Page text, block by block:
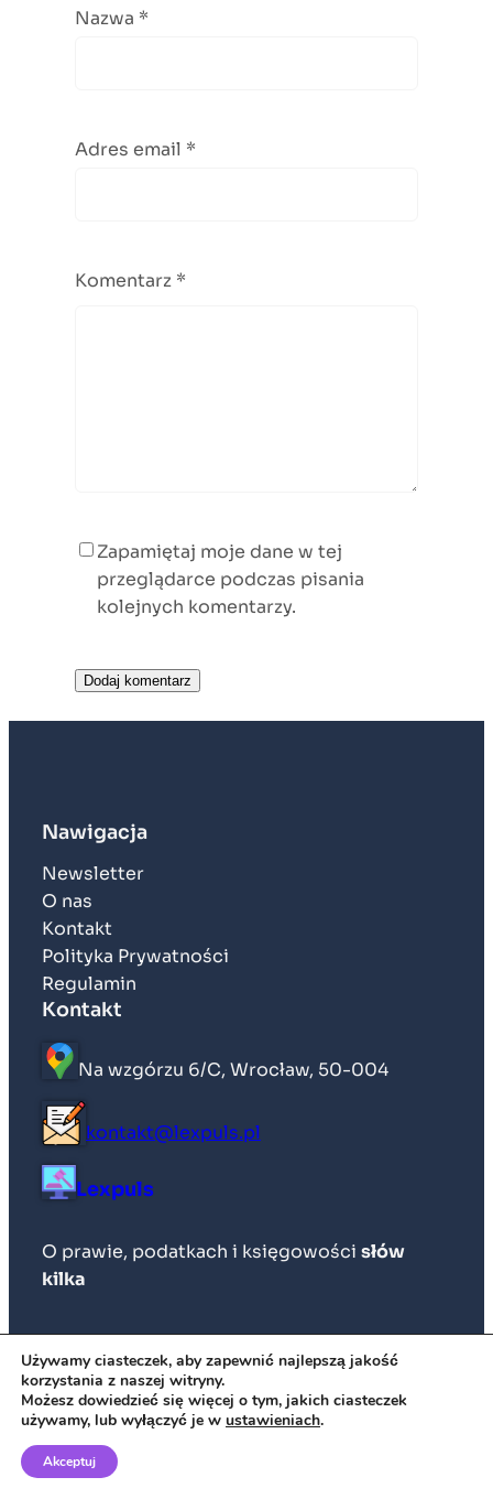
Nazwa *
Adres email *
Komentarz *
Zapamiętaj moje dane w tej
przeglądarce podczas pisania
kolejnych komentarzy.
Nawigacja
Newsletter
O nas
Kontakt
Polityka Prywatności
Regulamin
Kontakt
Na wzgórzu 6/C, Wrocław, 50-004
kontakt@lexpuls.pl
Lexpuls
O prawie, podatkach i księgowości słów
kilka
Wszelkie prawa zastrzeżone © 2026
Używamy ciasteczek, aby zapewnić najlepszą jakość
korzystania z naszej witryny.
Możesz dowiedzieć się więcej o tym, jakich ciasteczek
używamy, lub wyłączyć je w ustawieniach.
Akceptuj